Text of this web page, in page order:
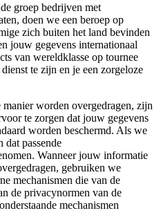
groep bedrijven met
doen we een beroep op
zich buiten het land bevinden
jouw gegevens internationaal
van wereldklasse op tournee
te zijn en je een zorgeloze
worden overgedragen, zijn
te zorgen dat jouw gegevens
worden beschermd. Als we
passende
Wanneer jouw informatie
gebruiken we
mechanismen die van de
de privacynormen van de
mechanismen